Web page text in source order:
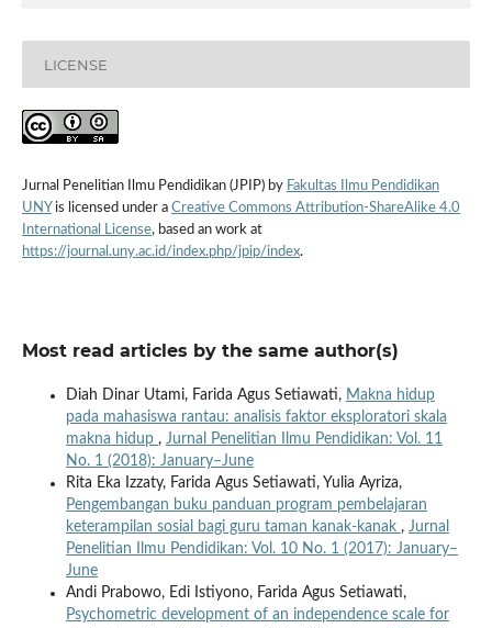
LICENSE
Jurnal Penelitian Ilmu Pendidikan (JPIP) by Fakultas Ilmu Pendidikan
UNYis licensed under a Creative Commons Attribution-ShareAlike 4.0
International License, based an work at
https://journal.uny.ac.id/index.php/jpip/index.
Most read articles by the same author(s)
Diah Dinar Utami, Farida Agus Setiawati, Makna hidup
pada mahasiswa rantau: analisis faktor eksploratori skala
makna hidup , Jurnal Penelitian Ilmu Pendidikan: Vol. 11
No. 1 (2018): January–June
Rita Eka Izzaty, Farida Agus Setiawati, Yulia Ayriza,
Pengembangan buku panduan program pembelajaran
keterampilan sosial bagi guru taman kanak-kanak , Jurnal
Penelitian Ilmu Pendidikan: Vol. 10 No. 1 (2017): January–
June
Andi Prabowo, Edi Istiyono, Farida Agus Setiawati,
Psychometric development of an independence scale for